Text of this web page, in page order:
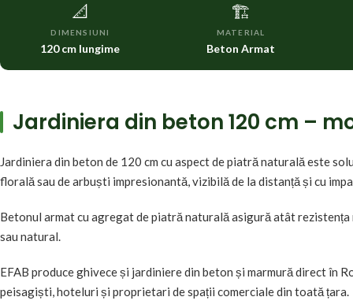
📐
DIMENSIUNI
120 cm lungime
🏗️
MATERIAL
Beton Armat
Jardiniera din beton 120 cm –
Jardiniera din beton de 120 cm cu aspect de piatră naturală este
florală sau de arbuști impresionantă, vizibilă de la distanță și cu
Betonul armat cu agregat de piatră naturală asigură atât
sau natural.
EFAB produce ghivece și jardiniere din beton și marmură direct în
peisagiști, hoteluri și proprietari de spații comerciale din toată țara.